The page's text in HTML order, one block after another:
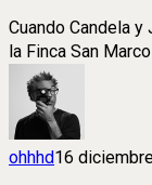
Cuando Candela
la Finca San
ohhhd16